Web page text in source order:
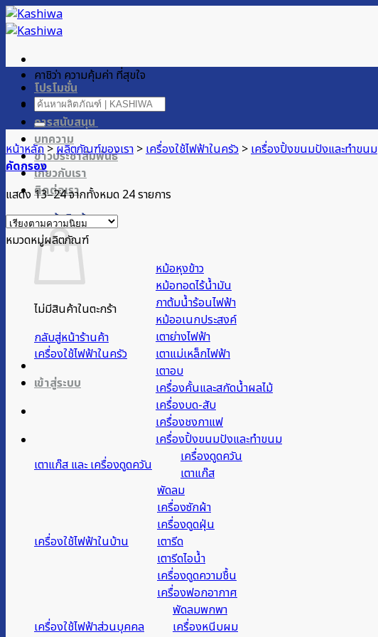
ข้าม
ไป
เนื้อหา
โปรโมชั่น
ผลิตภัณฑ์ของเรา
การสนับสนุน
บทความ
ข่าวประชาสัมพันธ์
เกี่ยวกับเรา
ติดต่อเรา
ตะกร้าสินค้า
ไม่มีสินค้าในตะกร้า
กลับสู่หน้าร้านค้า
เข้าสู่ระบบ
คาชิว่า ความคุ้มค่า ที่สุขใจ
ค้นหา:
หน้าหลัก>ผลิตภัณฑ์ของเรา >เครื่องใช้ไฟฟ้าในครัว >เครื่องปิ้งขนมปังและทำขนม
คัดกรอง
แสดง 13–24 จากทั้งหมด 24 รายการ
หมวดหมู่ผลิตภัณฑ์
เครื่องใช้ไฟฟ้าในครัว
หม้อหุงข้าว
หม้อทอดไร้น้ำมัน
กาต้มน้ำร้อนไฟฟ้า
หม้ออเนกประสงค์
เตาย่างไฟฟ้า
เตาแม่เหล็กไฟฟ้า
เตาอบ
เครื่องคั้นและสกัดน้ำผลไม้
เครื่องบด-สับ
เครื่องชงกาแฟ
เครื่องปิ้งขนมปังและทำขนม
เตาแก๊ส และ เครื่องดูดควัน
เครื่องดูดควัน
เตาแก๊ส
เครื่องใช้ไฟฟ้าในบ้าน
พัดลม
เครื่องซักผ้า
เครื่องดูดฝุ่น
เตารีด
เตารีดไอน้ำ
เครื่องดูดความชื้น
เครื่องฟอกอากาศ
เครื่องใช้ไฟฟ้าส่วนบุคคล
พัดลมพกพา
เครื่องหนีบผม